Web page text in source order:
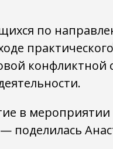
по
конфликтной
в
поделилась